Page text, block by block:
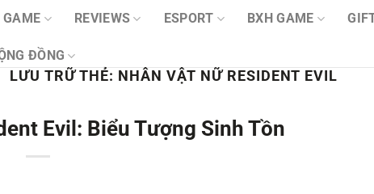
REVIEWS ESPORT BXH GAME
ĐỒNG
LƯU TRỮ THẺ: NHÂN VẬT NỮ RESIDENT EVIL
Evil: Biểu Tượng Sinh Tồn